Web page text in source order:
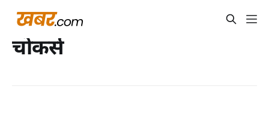
चोकर्स